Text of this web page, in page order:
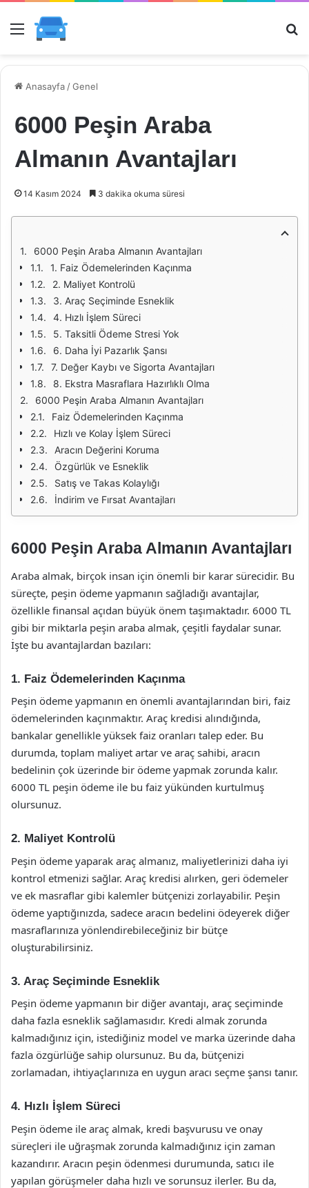
Menü
Anasayfa /Genel
6000 Peşin Araba
Almanın Avantajları
14 Kasım 2024 3 dakika okuma süresi
6000 Peşin Araba Almanın Avantajları
1. Faiz Ödemelerinden Kaçınma
2. Maliyet Kontrolü
3. Araç Seçiminde Esneklik
4. Hızlı İşlem Süreci
5. Taksitli Ödeme Stresi Yok
6. Daha İyi Pazarlık Şansı
7. Değer Kaybı ve Sigorta Avantajları
8. Ekstra Masraflara Hazırlıklı Olma
6000 Peşin Araba Almanın Avantajları
Faiz Ödemelerinden Kaçınma
Hızlı ve Kolay İşlem Süreci
Aracın Değerini Koruma
Özgürlük ve Esneklik
Satış ve Takas Kolaylığı
İndirim ve Fırsat Avantajları
6000 Peşin Araba Almanın Avantajları
Araba almak, birçok insan için önemli bir karar sürecidir. Bu
süreçte, peşin ödeme yapmanın sağladığı avantajlar,
özellikle finansal açıdan büyük önem taşımaktadır. 6000 TL
gibi bir miktarla peşin araba almak, çeşitli faydalar sunar.
İşte bu avantajlardan bazıları:
1. Faiz Ödemelerinden Kaçınma
Peşin ödeme yapmanın en önemli avantajlarından biri, faiz
ödemelerinden kaçınmaktır. Araç kredisi alındığında,
bankalar genellikle yüksek faiz oranları talep eder. Bu
durumda, toplam maliyet artar ve araç sahibi, aracın
bedelinin çok üzerinde bir ödeme yapmak zorunda kalır.
6000 TL peşin ödeme ile bu faiz yükünden kurtulmuş
olursunuz.
2. Maliyet Kontrolü
Peşin ödeme yaparak araç almanız, maliyetlerinizi daha iyi
kontrol etmenizi sağlar. Araç kredisi alırken, geri ödemeler
ve ek masraflar gibi kalemler bütçenizi zorlayabilir. Peşin
ödeme yaptığınızda, sadece aracın bedelini ödeyerek diğer
masraflarınıza yönlendirebileceğiniz bir bütçe
oluşturabilirsiniz.
3. Araç Seçiminde Esneklik
Peşin ödeme yapmanın bir diğer avantajı, araç seçiminde
daha fazla esneklik sağlamasıdır. Kredi almak zorunda
kalmadığınız için, istediğiniz model ve marka üzerinde daha
fazla özgürlüğe sahip olursunuz. Bu da, bütçenizi
zorlamadan, ihtiyaçlarınıza en uygun aracı seçme şansı tanır.
4. Hızlı İşlem Süreci
Peşin ödeme ile araç almak, kredi başvurusu ve onay
süreçleri ile uğraşmak zorunda kalmadığınız için zaman
kazandırır. Aracın peşin ödenmesi durumunda, satıcı ile
yapılan görüşmeler daha hızlı ve sorunsuz ilerler. Bu da,